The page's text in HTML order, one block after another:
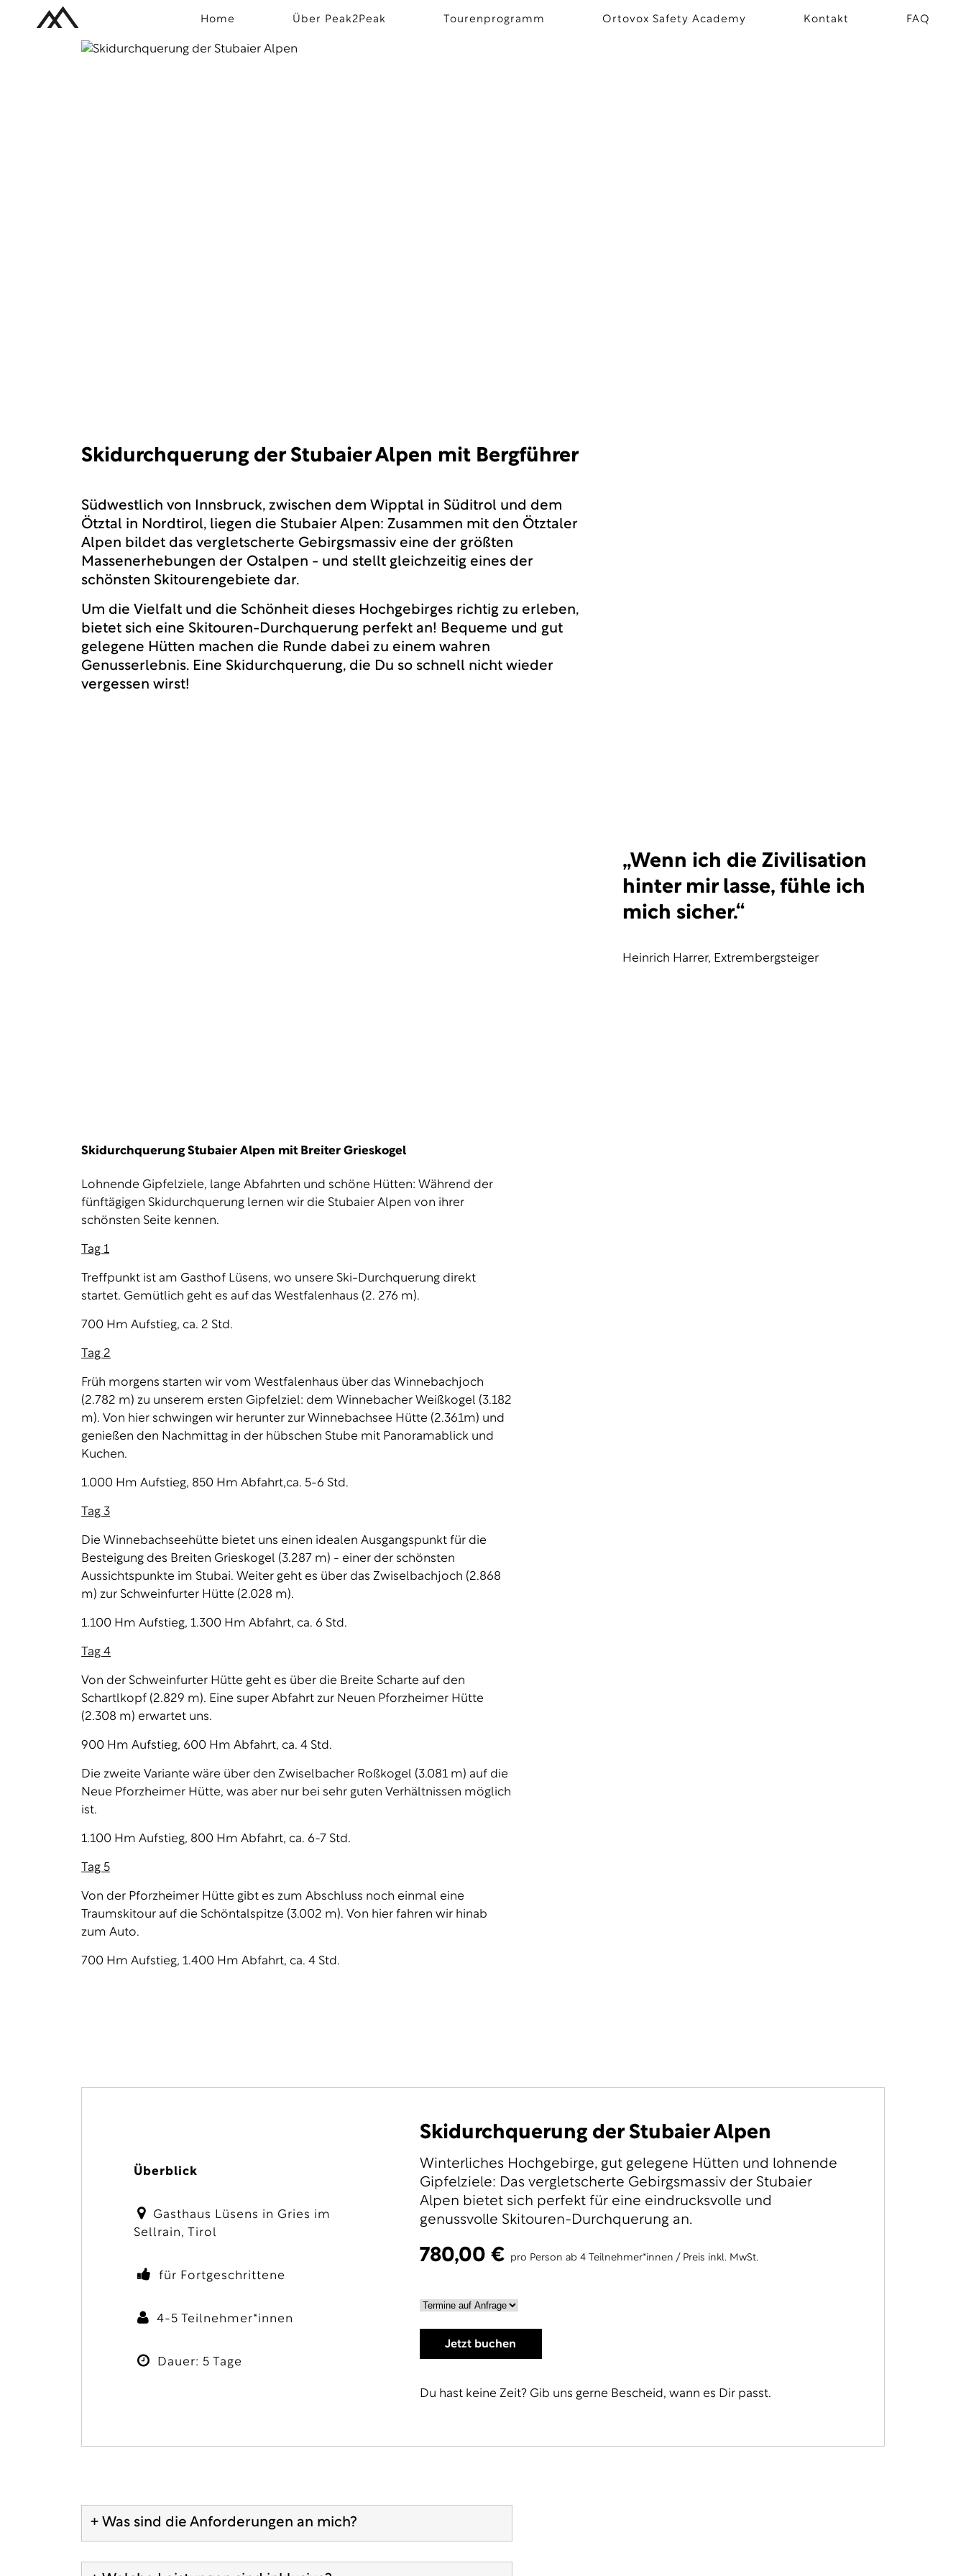
Skidurchquerung der Stubaier Alpen mit Bergführer
Südwestlich von Innsbruck, zwischen dem Wipptal in Süditrol und dem
Ötztal in Nordtirol, liegen die Stubaier Alpen: Zusammen mit den Ötztaler
Alpen bildet das vergletscherte Gebirgsmassiv eine der größten
Massenerhebungen der Ostalpen - und stellt gleichzeitig eines der
schönsten Skitourengebiete dar.
Um die Vielfalt und die Schönheit dieses Hochgebirges richtig zu erleben,
bietet sich eine Skitouren-Durchquerung perfekt an! Bequeme und gut
gelegene Hütten machen die Runde dabei zu einem wahren
Genusserlebnis. Eine Skidurchquerung, die Du so schnell nicht wieder
vergessen wirst!
„Wenn ich die Zivilisation
hinter mir lasse, fühle ich
mich sicher.“
Heinrich Harrer, Extrembergsteiger
Skidurchquerung Stubaier Alpen mit Breiter Grieskogel
Lohnende Gipfelziele, lange Abfahrten und schöne Hütten: Während der
fünftägigen Skidurchquerung lernen wir die Stubaier Alpen von ihrer
schönsten Seite kennen.
Tag 1
Treffpunkt ist am Gasthof Lüsens, wo unsere Ski-Durchquerung direkt
startet. Gemütlich geht es auf das Westfalenhaus (2. 276 m).
700 Hm Aufstieg, ca. 2 Std.
Tag 2
Früh morgens starten wir vom Westfalenhaus über das Winnebachjoch
(2.782 m) zu unserem ersten Gipfelziel: dem Winnebacher Weißkogel (3.182
m). Von hier schwingen wir herunter zur Winnebachsee Hütte (2.361m) und
genießen den Nachmittag in der hübschen Stube mit Panoramablick und
Kuchen.
1.000 Hm Aufstieg, 850 Hm Abfahrt,ca. 5-6 Std.
Tag 3
Die Winnebachseehütte bietet uns einen idealen Ausgangspunkt für die
Besteigung des Breiten Grieskogel (3.287 m) - einer der schönsten
Aussichtspunkte im Stubai. Weiter geht es über das Zwiselbachjoch (2.868
m) zur Schweinfurter Hütte (2.028 m).
1.100 Hm Aufstieg, 1.300 Hm Abfahrt, ca. 6 Std.
Tag 4
Von der Schweinfurter Hütte geht es über die Breite Scharte auf den
Schartlkopf (2.829 m). Eine super Abfahrt zur Neuen Pforzheimer Hütte
(2.308 m) erwartet uns.
900 Hm Aufstieg, 600 Hm Abfahrt, ca. 4 Std.
Die zweite Variante wäre über den Zwiselbacher Roßkogel (3.081 m) auf die
Neue Pforzheimer Hütte, was aber nur bei sehr guten Verhältnissen möglich
ist.
1.100 Hm Aufstieg, 800 Hm Abfahrt, ca. 6-7 Std.
Tag 5
Von der Pforzheimer Hütte gibt es zum Abschluss noch einmal eine
Traumskitour auf die Schöntalspitze (3.002 m). Von hier fahren wir hinab
zum Auto.
700 Hm Aufstieg, 1.400 Hm Abfahrt, ca. 4 Std.
Überblick
Gasthaus Lüsens in Gries im
Sellrain, Tirol
für Fortgeschrittene
4-5 Teilnehmer*innen
Dauer: 5 Tage
Skidurchquerung der Stubaier Alpen
Winterliches Hochgebirge, gut gelegene Hütten und lohnende
Gipfelziele: Das vergletscherte Gebirgsmassiv der Stubaier
Alpen bietet sich perfekt für eine eindrucksvolle und
genussvolle Skitouren-Durchquerung an.
780,00 € pro Person ab 4 Teilnehmer*innen / Preis inkl. MwSt.
Jetzt buchen
Du hast keine Zeit? Gib uns gerne Bescheid, wann es Dir passt.
+ Was sind die Anforderungen an mich?
Home Über Peak2Peak Tourenprogramm Ortovox Safety Academy Kontakt FAQ